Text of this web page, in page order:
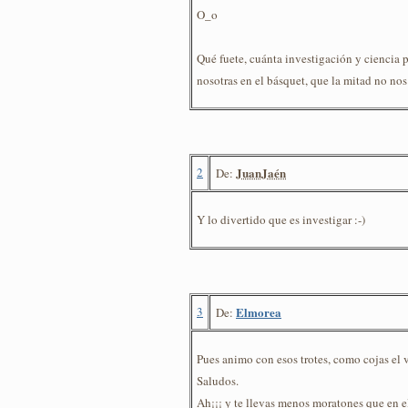
O_o
Qué fuete, cuánta investigación y ciencia
nosotras en el básquet, que la mitad no
2 De: JuanJaén
Y lo divertido que es investigar :-)
3 De: Elmorea
Pues animo con esos trotes, como cojas
Saludos.
Ah¡¡¡ y te llevas menos moratones que en